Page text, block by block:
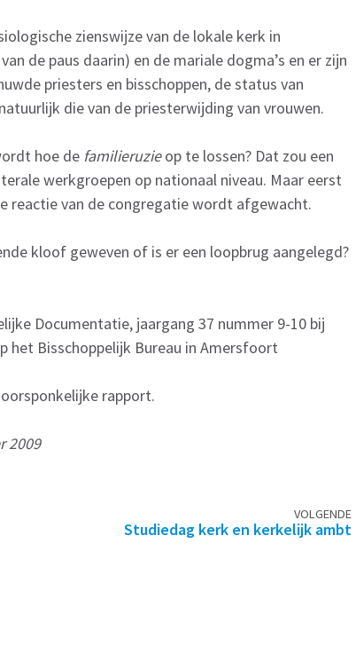
zienswijze van de lokale kerk in
de paus daarin) en de mariale dogma’s en er zijn
priesters en bisschoppen, de status van
die van de priesterwijding van vrouwen.
hoe de familieruzieop te lossen? Dat zou een
werkgroepen op nationaal niveau. Maar eerst
reactie van de congregatie wordt afgewacht.
kloof geweven of is er een loopbrug aangelegd?
Documentatie, jaargang 37 nummer 9-10 bij
het Bisschoppelijk Bureau in Amersfoort
oorsponkelijke rapport.
2009
VOLGENDE
Studiedag kerk en kerkelijk ambt